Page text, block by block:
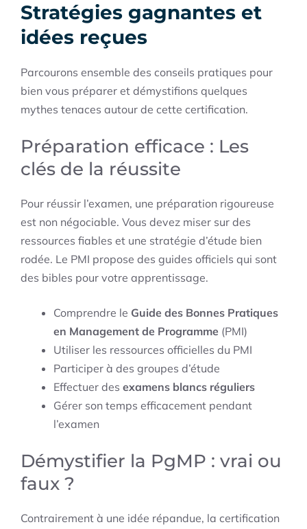
Stratégies gagnantes et
idées reçues
Parcourons ensemble des conseils pratiques pour
bien vous préparer et démystifions quelques
mythes tenaces autour de cette certification.
Préparation efficace : Les
clés de la réussite
Pour réussir l’examen, une préparation rigoureuse
est non négociable. Vous devez miser sur des
ressources fiables et une stratégie d’étude bien
rodée. Le PMI propose des guides officiels qui sont
des bibles pour votre apprentissage.
Comprendre le Guide des Bonnes Pratiques
en Management de Programme (PMI)
Utiliser les ressources officielles du PMI
Participer à des groupes d’étude
Effectuer des examens blancs réguliers
Gérer son temps efficacement pendant
l’examen
Démystifier la PgMP : vrai ou
faux ?
Contrairement à une idée répandue, la certification